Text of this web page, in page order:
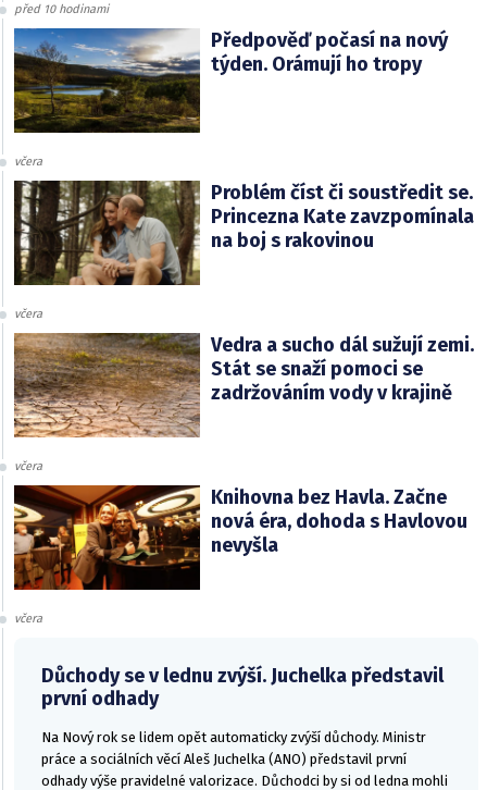
před 10 hodinami
Předpověď počasí na nový
týden. Orámují ho tropy
včera
Problém číst či soustředit se.
Princezna Kate zavzpomínala
na boj s rakovinou
včera
Vedra a sucho dál sužují zemi.
Stát se snaží pomoci se
zadržováním vody v krajině
včera
Knihovna bez Havla. Začne
nová éra, dohoda s Havlovou
nevyšla
včera
Důchody se v lednu zvýší. Juchelka představil
první odhady
Na Nový rok se lidem opět automaticky zvýší důchody. Ministr
práce a sociálních věcí Aleš Juchelka (ANO) představil první
odhady výše pravidelné valorizace. Důchodci by si od ledna mohli